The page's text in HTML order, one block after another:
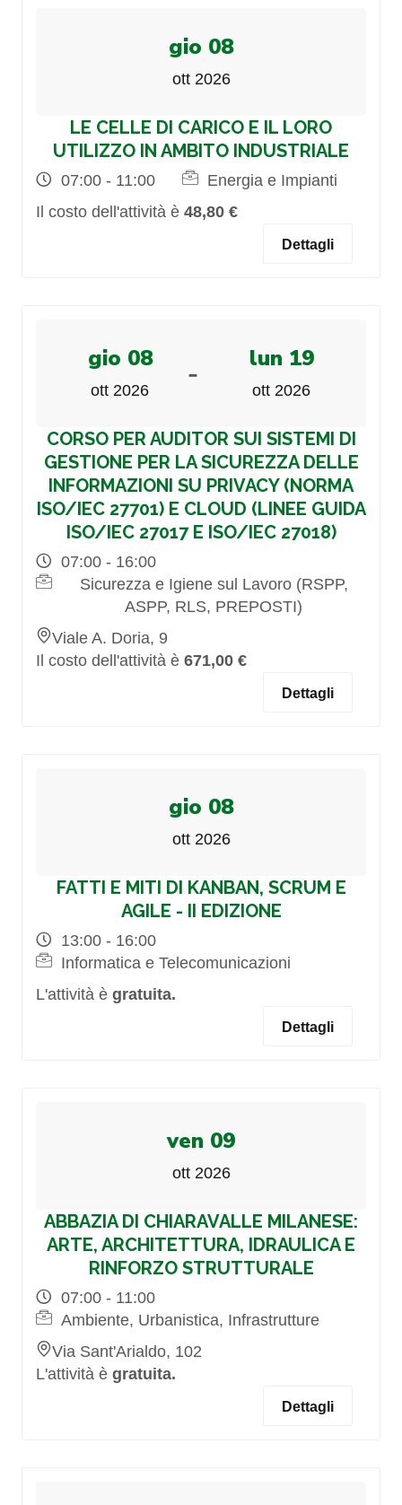
gio 08
ott 2026
LE CELLE DI CARICO E IL LORO
UTILIZZO IN AMBITO INDUSTRIALE
07:00 - 11:00
Energia e Impianti
Il costo dell'attività è 48,80 €
Dettagli
gio 08
ott 2026 - lun 19
ott 2026
CORSO PER AUDITOR SUI SISTEMI DI
GESTIONE PER LA SICUREZZA DELLE
INFORMAZIONI SU PRIVACY (NORMA
ISO/IEC 27701) E CLOUD (LINEE GUIDA
ISO/IEC 27017 E ISO/IEC 27018)
07:00 - 16:00
Sicurezza e Igiene sul Lavoro (RSPP,
ASPP, RLS, PREPOSTI)
Viale A. Doria, 9
Il costo dell'attività è 671,00 €
Dettagli
gio 08
ott 2026
FATTI E MITI DI KANBAN, SCRUM E
AGILE - II EDIZIONE
13:00 - 16:00
Informatica e Telecomunicazioni
L'attività è gratuita.
Dettagli
ven 09
ott 2026
ABBAZIA DI CHIARAVALLE MILANESE:
ARTE, ARCHITETTURA, IDRAULICA E
RINFORZO STRUTTURALE
07:00 - 11:00
Ambiente, Urbanistica, Infrastrutture
Via Sant'Arialdo, 102
L'attività è gratuita.
Dettagli